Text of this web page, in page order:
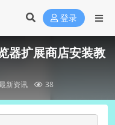
登录
扩展商店安装教
新资讯 38